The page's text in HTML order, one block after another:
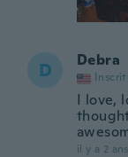
D Debra
I love,
il y a 2 ans